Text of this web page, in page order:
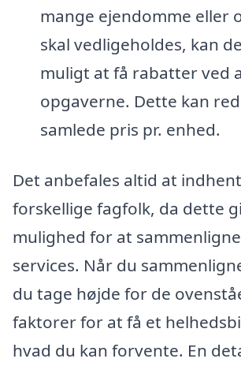
mange ejendomme eller
skal vedligeholdes, kan
muligt at få rabatter ved
opgaverne. Dette kan
samlede pris pr. enhed.
Det anbefales altid at
forskellige fagfolk, da dette
mulighed for at
services. Når du
du tage højde for de
faktorer for at få et
hvad du kan forvente. En